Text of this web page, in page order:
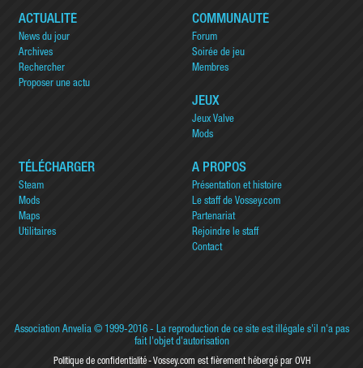
ACTUALITÉ
News du jour
Archives
Rechercher
Proposer une actu
COMMUNAUTÉ
Forum
Soirée de jeu
Membres
JEUX
Jeux Valve
Mods
TÉLÉCHARGER
Steam
Mods
Maps
Utilitaires
A PROPOS
Présentation et histoire
Le staff de Vossey.com
Partenariat
Rejoindre le staff
Contact
Association Anvelia© 1999-2016 - La reproduction de ce site est illégale s'il n'a pas
fait l'objet d'autorisation
Politique de confidentialité Vossey.com est fièrement hébergé par OVH